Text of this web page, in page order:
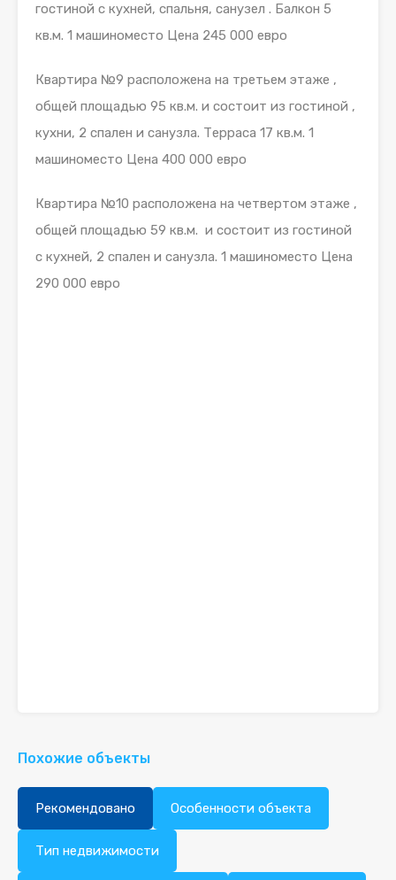
гостиной с кухней, спальня, санузел . Балкон 5
кв.м. 1 машиноместо Цена 245 000 евро
Квартира №9 расположена на третьем этаже ,
общей площадью 95 кв.м. и состоит из гостиной ,
кухни, 2 спален и санузла. Терраса 17 кв.м. 1
машиноместо Цена 400 000 евро
Квартира №10 расположена на четвертом этаже ,
общей площадью 59 кв.м. и состоит из гостиной
с кухней, 2 спален и санузла. 1 машиноместо Цена
290 000 евро
Похожие объекты
Рекомендовано Особенности объекта
Тип недвижимости